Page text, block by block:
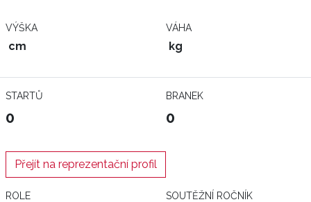
VÝŠKA
cm
VÁHA
kg
STARTŮ
0
BRANEK
0
Přejít na reprezentační profil
ROLE SOUTĚŽNÍ ROČNÍK